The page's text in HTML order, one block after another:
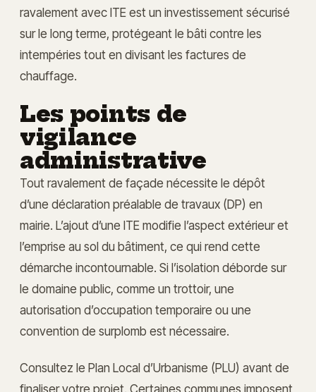
ravalement avec ITE est un investissement sécurisé
sur le long terme, protégeant le bâti contre les
intempéries tout en divisant les factures de
chauffage.
Les points de
vigilance
administrative
Tout ravalement de façade nécessite le dépôt
d’une déclaration préalable de travaux (DP) en
mairie. L’ajout d’une ITE modifie l’aspect extérieur et
l’emprise au sol du bâtiment, ce qui rend cette
démarche incontournable. Si l’isolation déborde sur
le domaine public, comme un trottoir, une
autorisation d’occupation temporaire ou une
convention de surplomb est nécessaire.
Consultez le Plan Local d’Urbanisme (PLU) avant de
finaliser votre projet. Certaines communes imposent